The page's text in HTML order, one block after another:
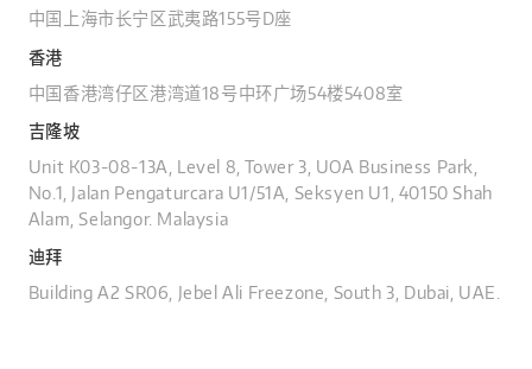
中国上海市长宁区武夷路155号D座
香港
中国香港湾仔区港湾道18号中环广场54楼5408室
吉隆坡
Unit K03-08-13A, Level 8, Tower 3, UOA Business Park,
No.1, Jalan Pengaturcara U1/51A, Seksyen U1, 40150 Shah
Alam, Selangor. Malaysia
迪拜
Building A2 SR06, Jebel Ali Freezone, South 3, Dubai, UAE.